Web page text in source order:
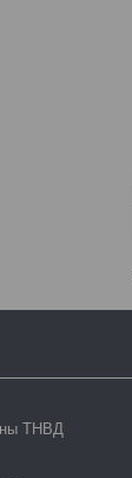
ТНВД